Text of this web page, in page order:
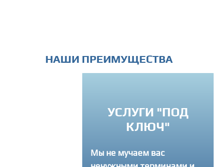
НАШИ ПРЕИМУЩЕСТВА
Вы можете